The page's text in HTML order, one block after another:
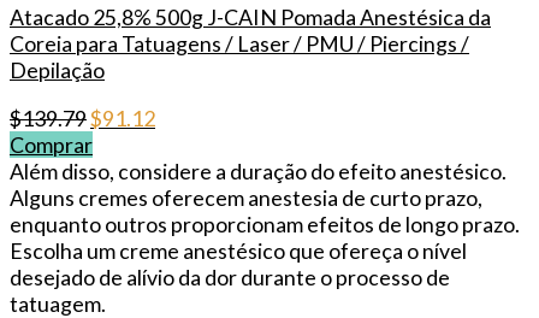
Atacado 25,8% 500g J-CAIN Pomada Anestésica da
Coreia para Tatuagens / Laser / PMU / Piercings /
Depilação
$139.79Original
price
was:
$139.79.
$91.12Current
is:
$91.12.
Comprar
Além disso, considere a duração do efeito anestésico.
Alguns cremes oferecem anestesia de curto prazo,
enquanto outros proporcionam efeitos de longo prazo.
Escolha um creme anestésico que ofereça o nível
desejado de alívio da dor durante o processo de
tatuagem.